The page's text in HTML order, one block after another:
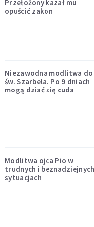
Przełożony kazał mu
opuścić zakon
Niezawodna modlitwa do
św. Szarbela. Po 9 dniach
mogą dziać się cuda
Modlitwa ojca Pio w
trudnych i beznadziejnych
sytuacjach